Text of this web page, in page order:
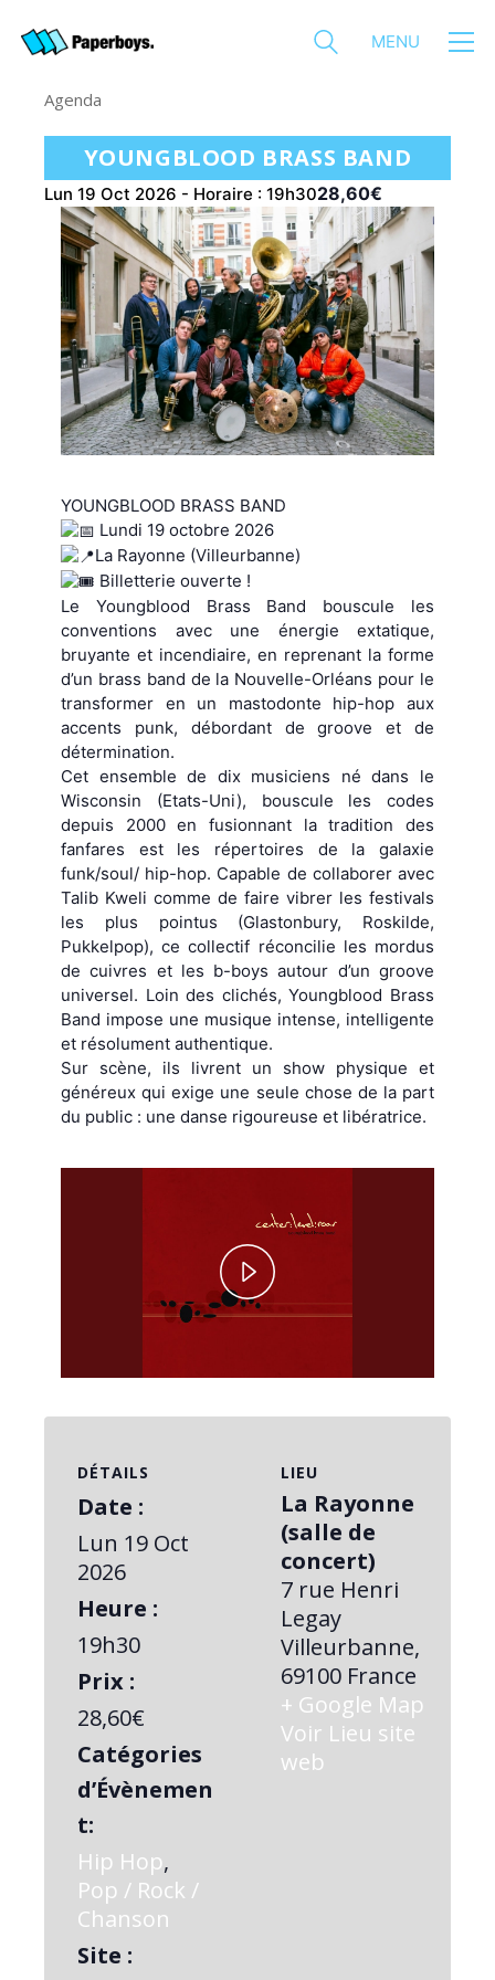
MENU
Agenda
YOUNGBLOOD BRASS BAND
Lun 19 Oct 2026 - Horaire : 19h3028,60€
YOUNGBLOOD BRASS BAND
Lundi 19 octobre 2026
La Rayonne (Villeurbanne)
Billetterie ouverte !
Le Youngblood Brass Band bouscule les
conventions avec une énergie extatique,
bruyante et incendiaire, en reprenant la forme
d’un brass band de la Nouvelle-Orléans pour le
transformer en un mastodonte hip-hop aux
accents punk, débordant de groove et de
détermination.
Cet ensemble de dix musiciens né dans le
Wisconsin (Etats-Uni), bouscule les codes
depuis 2000 en fusionnant la tradition des
fanfares est les répertoires de la galaxie
funk/soul/ hip-hop. Capable de collaborer avec
Talib Kweli comme de faire vibrer les festivals
les plus pointus (Glastonbury, Roskilde,
Pukkelpop), ce collectif réconcilie les mordus
de cuivres et les b-boys autour d’un groove
universel. Loin des clichés, Youngblood Brass
Band impose une musique intense, intelligente
et résolument authentique.
Sur scène, ils livrent un show physique et
généreux qui exige une seule chose de la part
du public : une danse rigoureuse et libératrice.
Play
DÉTAILS
Date :
Lun 19 Oct
2026
Heure :
19h30
Prix :
28,60€
Catégories
d’Évènemen
t:
Hip Hop,
Pop / Rock /
Chanson
Site :
LIEU
La Rayonne
(salle de
concert)
7 rue Henri
Legay
Villeurbanne,
69100 France
+ Google Map
Voir Lieu site
web